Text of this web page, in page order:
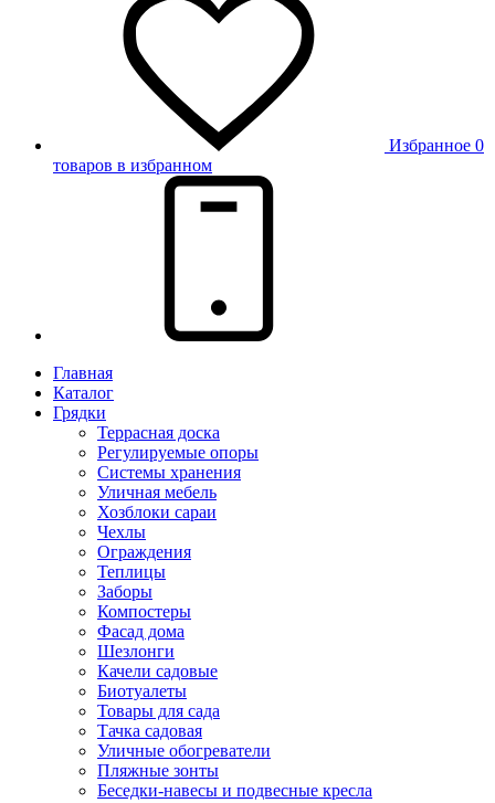
Избранное 0
товаров в избранном
Главная
Каталог
Грядки
Террасная доска
Регулируемые опоры
Системы хранения
Уличная мебель
Хозблоки сараи
Чехлы
Ограждения
Теплицы
Заборы
Компостеры
Фасад дома
Шезлонги
Качели садовые
Биотуалеты
Товары для сада
Тачка садовая
Уличные обогреватели
Пляжные зонты
Беседки-навесы и подвесные кресла